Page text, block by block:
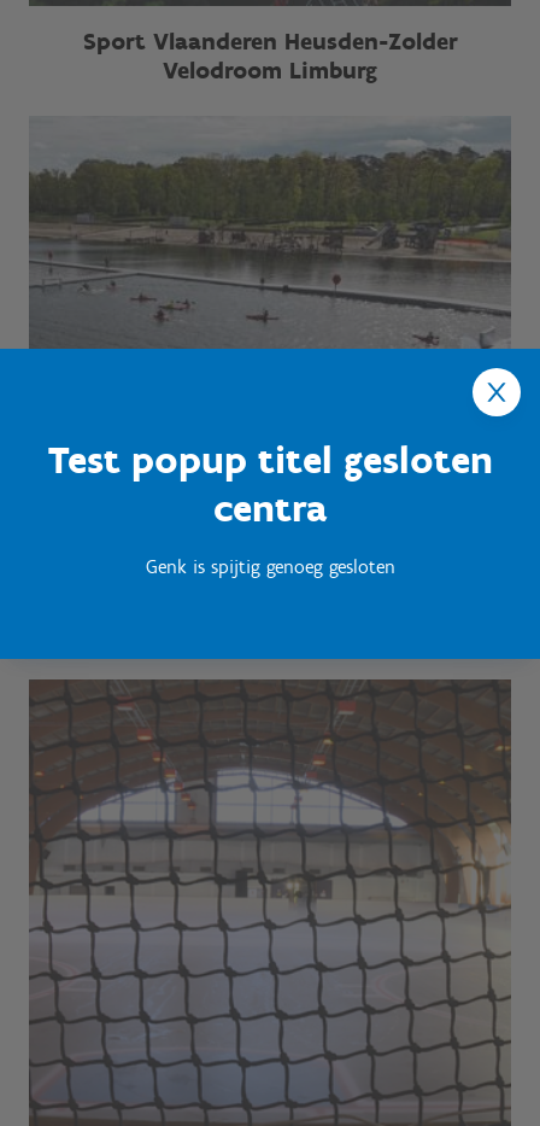
Test popup titel gesloten
centra
Genk is spijtig genoeg gesloten
Sport Vlaanderen Heusden-Zolder
Velodroom Limburg